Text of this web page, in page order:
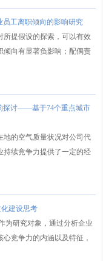
工离职倾向的影响研究
所提假设的探索，可以有效
倾向有显著负影响；配偶责
探讨——基于74个重点城市
地的空气质量状况对公司代
持续竞争力提供了一定的经
建设思考
为研究对象，通过分析企业
竞争力的内涵以及特征，